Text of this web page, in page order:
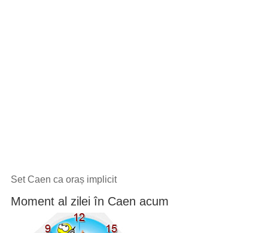
Set Caen ca oraș implicit
Moment al zilei în Caen acum